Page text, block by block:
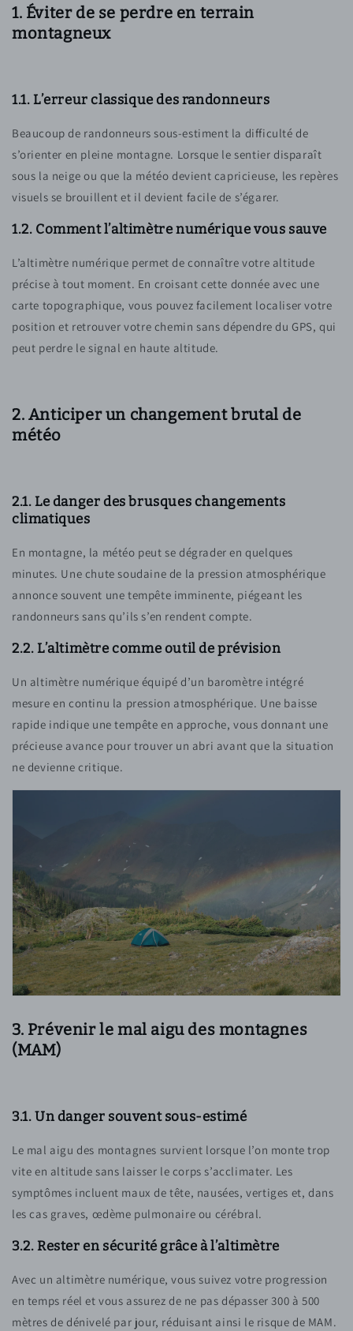
1. Éviter de se perdre en terrain
montagneux
1.1. L’erreur classique des randonneurs
Beaucoup de randonneurs sous-estiment la difficulté de
s’orienter en pleine montagne. Lorsque le sentier disparaît
sous la neige ou que la météo devient capricieuse, les repères
visuels se brouillent et il devient facile de s’égarer.
1.2. Comment l’altimètre numérique vous sauve
L’altimètre numérique permet de connaître votre altitude
précise à tout moment. En croisant cette donnée avec une
carte topographique, vous pouvez facilement localiser votre
position et retrouver votre chemin sans dépendre du GPS, qui
peut perdre le signal en haute altitude.
2. Anticiper un changement brutal de
météo
2.1. Le danger des brusques changements
climatiques
En montagne, la météo peut se dégrader en quelques
minutes. Une chute soudaine de la pression atmosphérique
annonce souvent une tempête imminente, piégeant les
randonneurs sans qu’ils s’en rendent compte.
2.2. L’altimètre comme outil de prévision
Un altimètre numérique équipé d’un baromètre intégré
mesure en continu la pression atmosphérique. Une baisse
rapide indique une tempête en approche, vous donnant une
précieuse avance pour trouver un abri avant que la situation
ne devienne critique.
3. Prévenir le mal aigu des montagnes
(MAM)
3.1. Un danger souvent sous-estimé
Le mal aigu des montagnes survient lorsque l’on monte trop
vite en altitude sans laisser le corps s’acclimater. Les
symptômes incluent maux de tête, nausées, vertiges et, dans
les cas graves, œdème pulmonaire ou cérébral.
3.2. Rester en sécurité grâce à l’altimètre
Avec un altimètre numérique, vous suivez votre progression
en temps réel et vous assurez de ne pas dépasser 300 à 500
mètres de dénivelé par jour, réduisant ainsi le risque de MAM.